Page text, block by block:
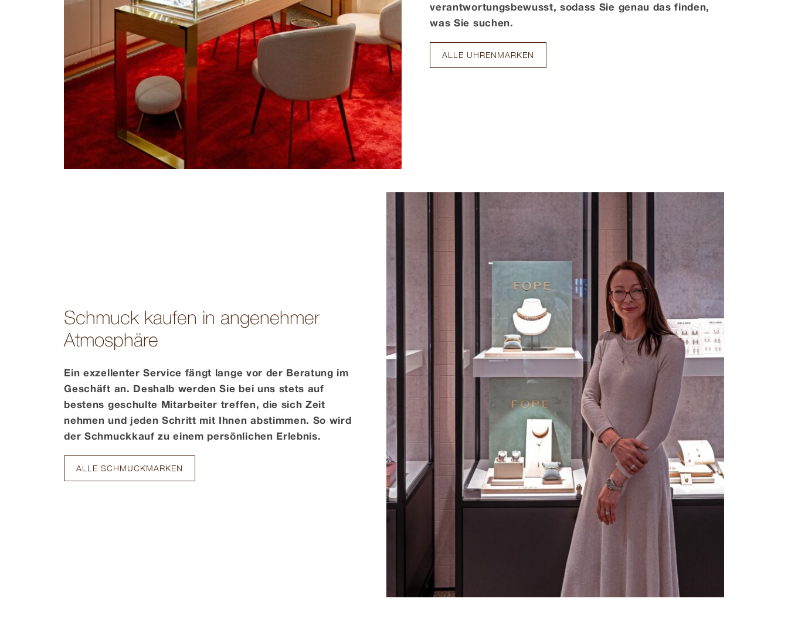
verantwortungsbewusst, sodass Sie genau das finden,
was Sie suchen.
ALLE UHRENMARKEN
Schmuck kaufen in angenehmer
Atmosphäre
Ein exzellenter Service fängt lange vor der Beratung im
Geschäft an. Deshalb werden Sie bei uns stets auf
bestens geschulte Mitarbeiter treffen, die sich Zeit
nehmen und jeden Schritt mit Ihnen abstimmen. So wird
der Schmuckkauf zu einem persönlichen Erlebnis.
ALLE SCHMUCKMARKEN